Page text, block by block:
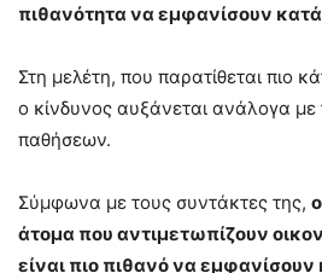
πιθανότητα να εμφανίσουν
Στη μελέτη, που παρατίθεται πιο
ο κίνδυνος αυξάνεται ανάλογα με
παθήσεων.
Σύμφωνα με τους συντάκτες της,
άτομα που αντιμετωπίζουν
είναι πιο πιθανό να